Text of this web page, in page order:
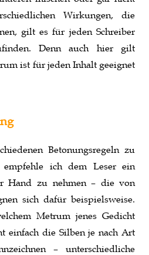
Wirkungen, die
gilt es für jeden Schreiber
Denn auch hier gilt
ist für jeden Inhalt geeignet
Betonungsregeln zu
ich dem Leser ein
Hand zu nehmen – die von
sich dafür beispielsweise.
Metrum jenes Gedicht
einfach die Silben je nach Art
– unterschiedliche